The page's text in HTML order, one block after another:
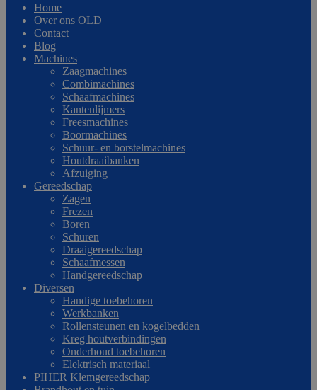
Home
Over ons OLD
Contact
Blog
Machines
Zaagmachines
Combimachines
Schaafmachines
Kantenlijmers
Freesmachines
Boormachines
Schuur- en borstelmachines
Houtdraaibanken
Afzuiging
Gereedschap
Zagen
Frezen
Boren
Schuren
Draaigereedschap
Schaafmessen
Handgereedschap
Diversen
Handige toebehoren
Werkbanken
Rollensteunen en kogelbedden
Kreg houtverbindingen
Onderhoud toebehoren
Elektrisch materiaal
PIHER Klemgereedschap